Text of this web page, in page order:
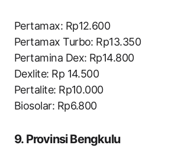
Pertamax: Rp12.600
Pertamax Turbo: Rp13.350
Pertamina Dex: Rp14.800
Dexlite: Rp 14.500
Pertalite: Rp10.000
Biosolar: Rp6.800
9. Provinsi Bengkulu